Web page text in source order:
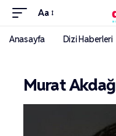
Aa
Anasayfa Dizi Haberleri
Murat Akdağ